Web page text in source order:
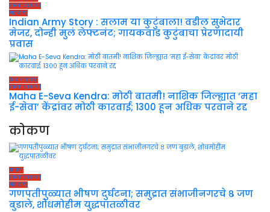
ताज्या बातम्या
महाराष्ट्र
Indian Army Story : सलाम या कुटुंबाला! वडील सुभेदार
मेजर, दोन्ही मुलं लेफ्टनंट; गायकवाड कुटुंबाचा प्रेरणादायी
प्रवास
उत्तर महाराष्ट्र
ताज्या बातम्या
Maha E-Seva Kendra: मोठी बातमी! नाशिक जिल्ह्यात ‘महा
ई-सेवा’ केंद्रांवर मोठी कारवाई; 1300 हून अधिक परवाने रद्द
कोकण
कोकण
ताज्या बातम्या
महाराष्ट्र
गणपतीपुळ्यात भीषण दुर्घटना; समुद्रात संभाजीनगरचे ८ जण
बुडाले, शोधमोहीम युद्धपातळीवर